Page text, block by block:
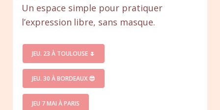
Un espace simple pour pratiquer
l’expression libre, sans masque.
JEU. 23 À TOULOUSE 🌷
JEU. 30 À BORDEAUX 😎
JEU 7 MAI À PARIS